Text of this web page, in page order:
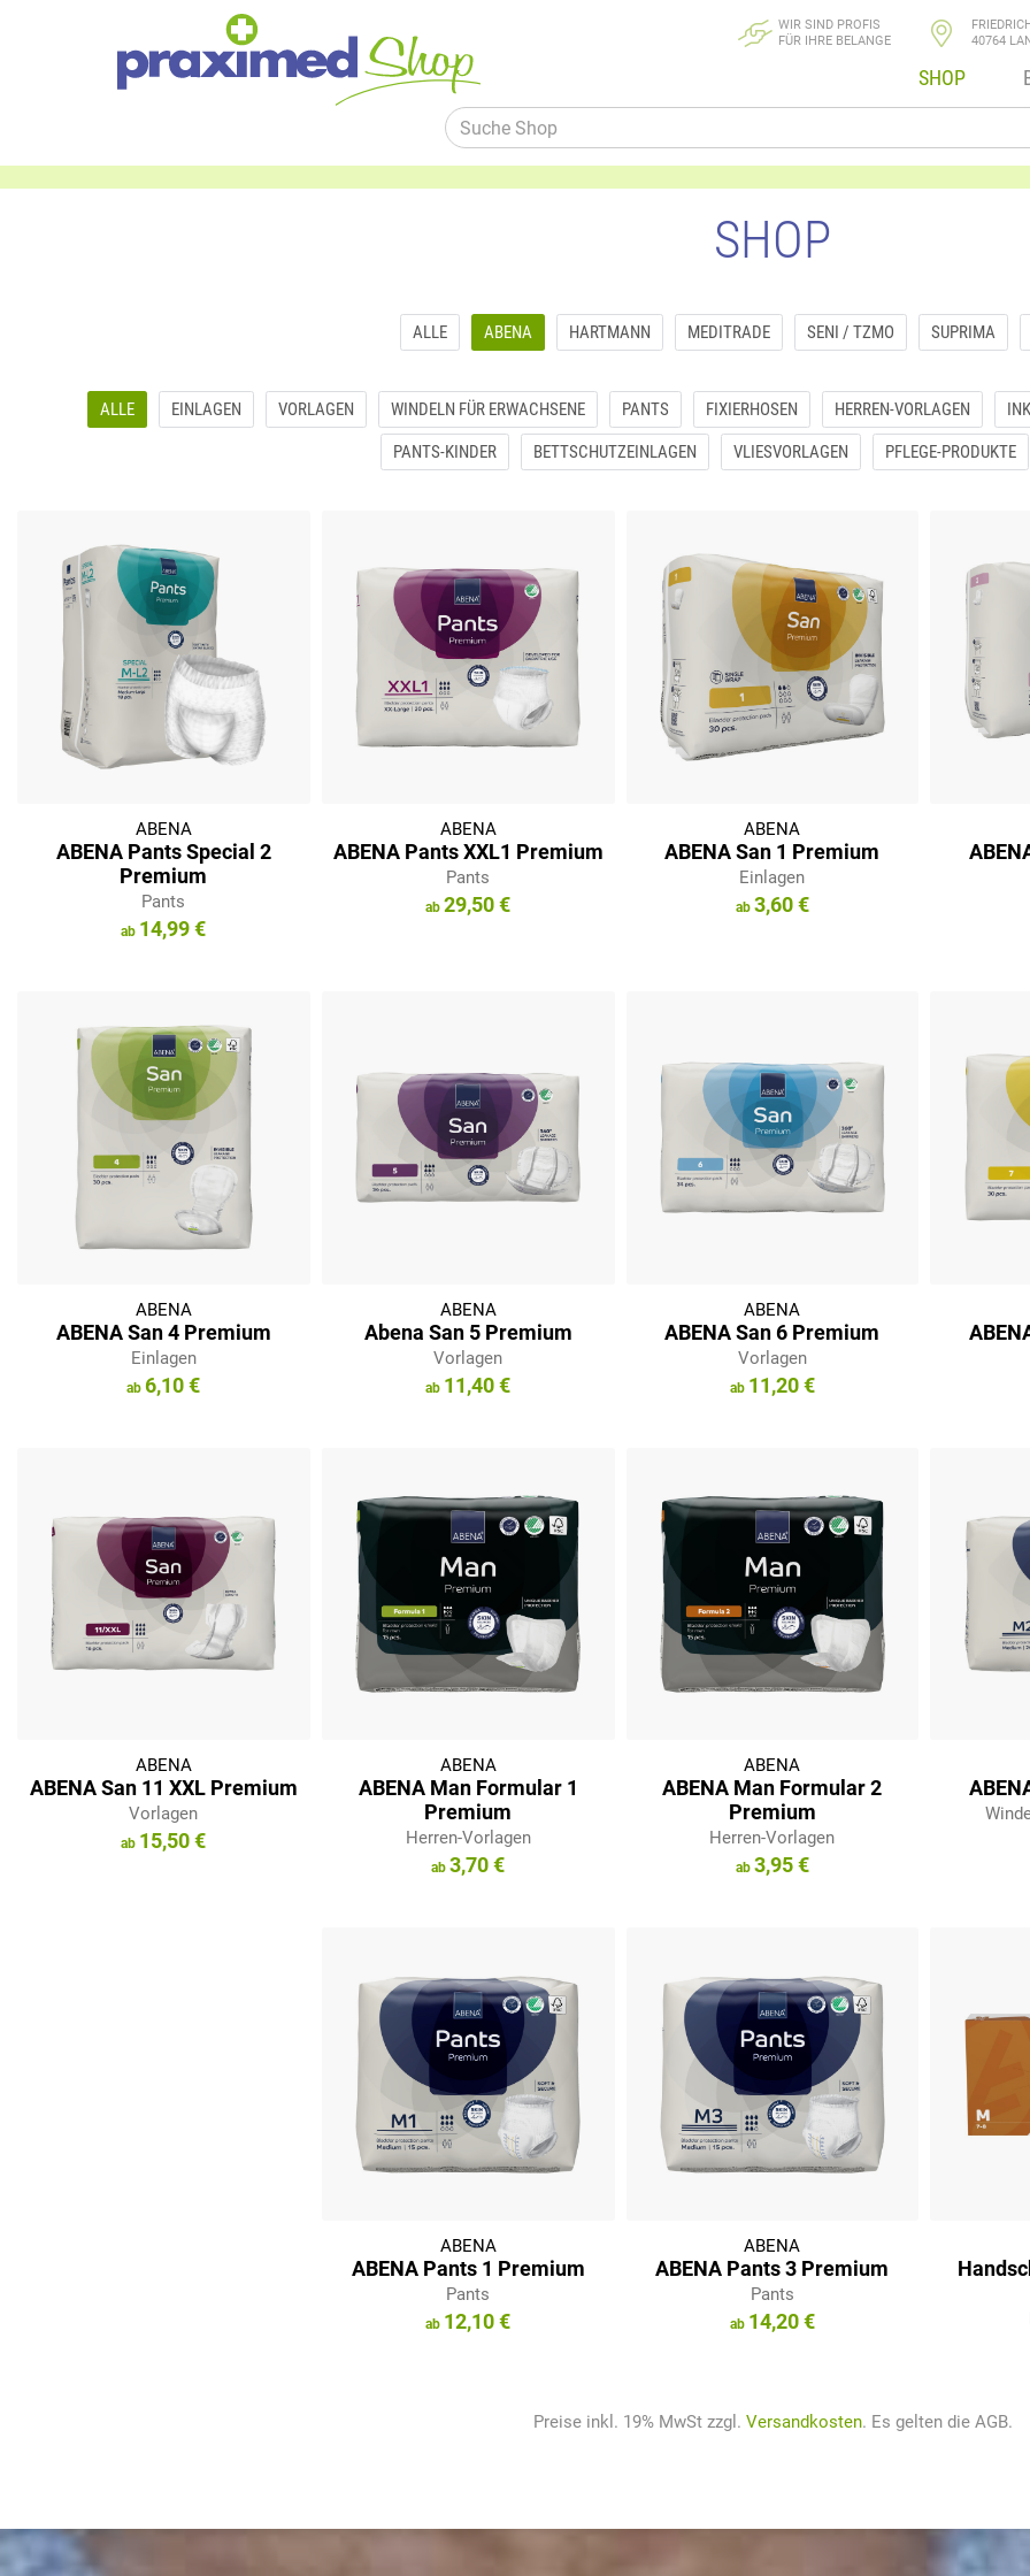
WIR SIND PROFIS
FÜR IHRE BELANGE
40764
SHOP
SHOP
ALLE ABENA HARTMANN MEDITRADE SENI / TZMO SUPRIMA
ALLE EINLAGEN VORLAGEN WINDELN FÜR ERWACHSENE PANTS FIXIERHOSEN HERREN-VORLAGEN
PANTS-KINDER BETTSCHUTZEINLAGEN VLIESVORLAGEN PFLEGE-PRODUKTE
ABENA
ABENA Pants Special 2
Premium
Pants
14,99 €
ABENA
ABENA Pants XXL1 Premium
Pants
29,50 €
ABENA
ABENA San 1 Premium
Einlagen
3,60 €
ABENA
ABENA San 4 Premium
Einlagen
6,10 €
ABENA
Abena San 5 Premium
Vorlagen
11,40 €
ABENA
ABENA San 6 Premium
Vorlagen
11,20 €
ABENA
ABENA San 11 XXL Premium
Vorlagen
15,50 €
ABENA
ABENA Man Formular 1
Premium
Herren-Vorlagen
3,70 €
ABENA
ABENA Man Formular 2
Premium
Herren-Vorlagen
3,95 €
ABENA
ABENA Pants 1 Premium
Pants
12,10 €
ABENA
ABENA Pants 3 Premium
Pants
14,20 €
Preise inkl. 19% MwSt zzgl. Versandkosten. Es gelten die AGB.